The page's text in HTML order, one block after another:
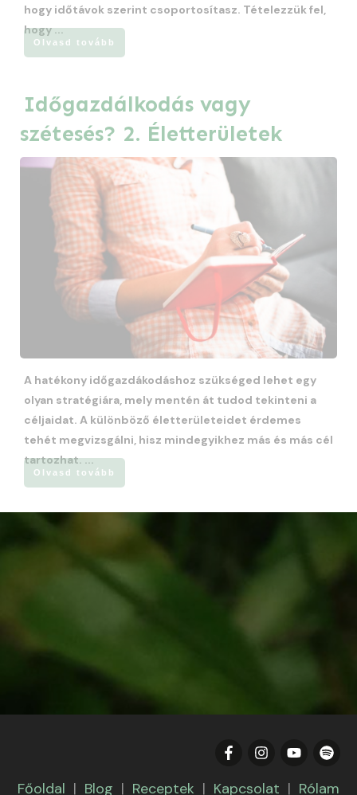
hogy időtávok szerint csoportosítasz. Tételezzük fel,
hogy...
Olvasd tovább
Időgazdálkodás vagy
szétesés? 2. Életterületek
A hatékony időgazdákodáshoz szükséged lehet egy
olyan stratégiára, mely mentén át tudod tekinteni a
céljaidat. A különböző életterületeidet érdemes
tehét megvizsgálni, hisz mindegyikhez más és más cél
tartozhat....
Olvasd tovább
Főoldal | Blog | Receptek | Kapcsolat | Rólam